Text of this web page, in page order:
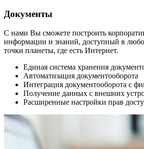
Документы
С нами Вы сможете построить
информации и знаний, доступный в
точки планеты, где есть Интернет.
Единая система хранения
Автоматизация документооборота
Интеграция документооборота с
Получение данных с внешних
Расширенные настройки прав